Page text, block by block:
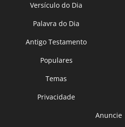
Versículo do Dia
Palavra do Dia
Antigo Testamento
Populares
Temas
Privacidade
Anuncie